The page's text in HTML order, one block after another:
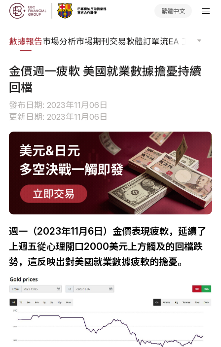
繁體中文
數據報告市場分析市場期刊交易軟體訂單流EA 工具庫
金價週一疲軟 美國就業數據擔憂持續
回檔
發布日期: 2023年11月06日
更新日期: 2023年11月06日
週一（2023年11月6日）金價表現疲軟，延續了
上週五從心理關口2000美元上方觸及的回檔跌
勢，這反映出對美國就業數據疲軟的擔憂。